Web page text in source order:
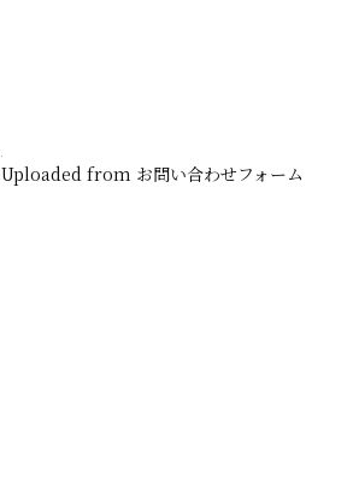
Uploaded from お問い合わせフォーム